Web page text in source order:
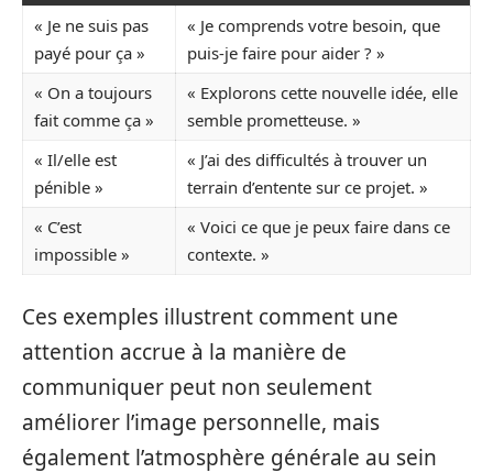
« Je ne suis pas
payé pour ça »
« Je comprends votre besoin, que
puis-je faire pour aider ? »
« On a toujours
fait comme ça »
« Explorons cette nouvelle idée, elle
semble prometteuse. »
« Il/elle est
pénible »
« J’ai des difficultés à trouver un
terrain d’entente sur ce projet. »
« C’est
impossible »
« Voici ce que je peux faire dans ce
contexte. »
Ces exemples illustrent comment une
attention accrue à la manière de
communiquer peut non seulement
améliorer l’image personnelle, mais
également l’atmosphère générale au sein